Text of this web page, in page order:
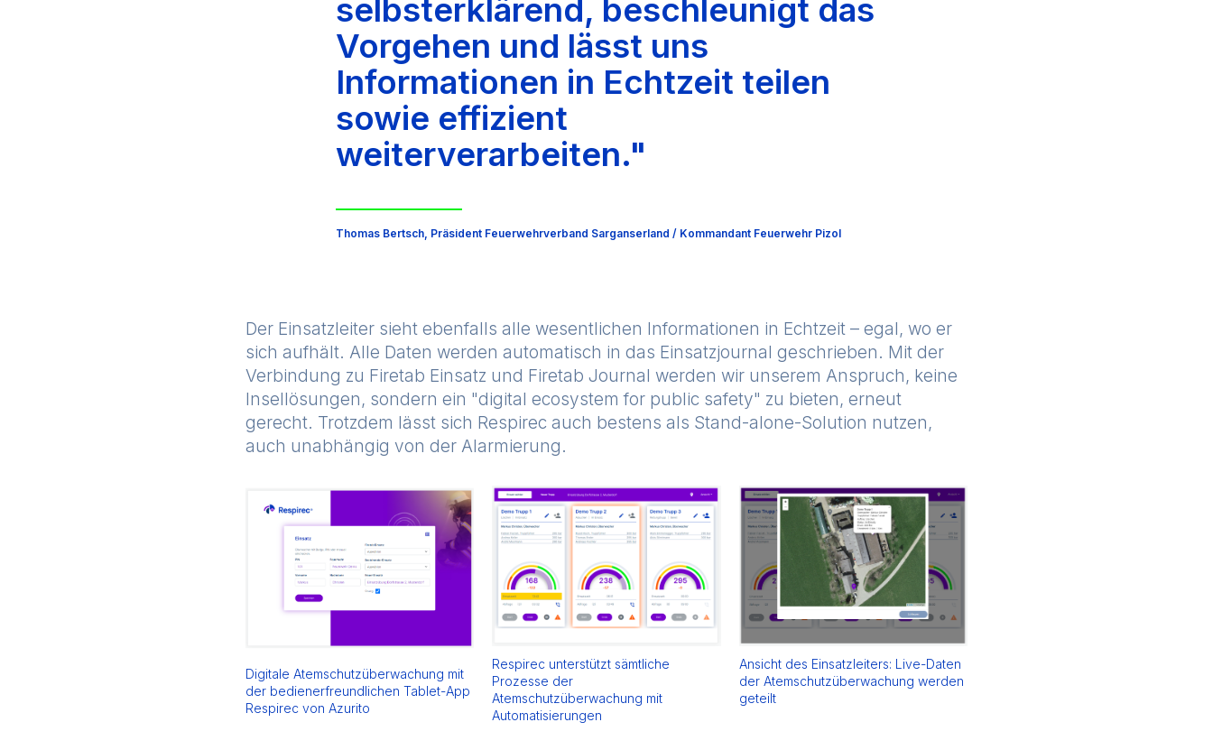
selbsterklärend, beschleunigt das
Vorgehen und lässt uns
Informationen in Echtzeit teilen
sowie effizient
weiterverarbeiten."
Thomas Bertsch, Präsident Feuerwehrverband Sarganserland / Kommandant Feuerwehr Pizol
Der Einsatzleiter sieht ebenfalls alle wesentlichen Informationen in Echtzeit – egal, wo er
sich aufhält. Alle Daten werden automatisch in das Einsatzjournal geschrieben. Mit der
Verbindung zu Firetab Einsatz und Firetab Journal werden wir unserem Anspruch, keine
Insellösungen, sondern ein "digital ecosystem for public safety" zu bieten, erneut
gerecht. Trotzdem lässt sich Respirec auch bestens als Stand-alone-Solution nutzen,
auch unabhängig von der Alarmierung.
Digitale Atemschutzüberwachung mit
der bedienerfreundlichen Tablet-App
Respirec von Azurito
Respirec unterstützt sämtliche
Prozesse der
Atemschutzüberwachung mit
Automatisierungen
Ansicht des Einsatzleiters: Live-Daten
der Atemschutzüberwachung werden
geteilt